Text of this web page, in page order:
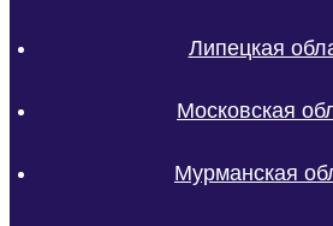
Липецкая
Московская
Мурманская